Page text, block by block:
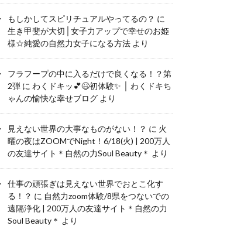
もしかしてスピリチュアルやってるの？ に
生き甲斐が大切│女子力アップで幸せのお姫
様☆純愛の自然力女子になる方法より
フラフープの中に入るだけで良くなる！？第
2弾に わくドキッ💕😆初体験✨ │ わくドキち
ゃんの愉快な幸せブログより
見えない世界の大事なものがない！？ に 火
曜の夜はZOOMでNight！6/18(火) | 200万人
の友達サイト＊自然の力Soul Beauty＊ より
仕事の頑張ぎは見えない世界でおとこ化す
る！？ に 自然力zoom体験/8県をつないでの
遠隔浄化 | 200万人の友達サイト＊自然の力
Soul Beauty＊ より